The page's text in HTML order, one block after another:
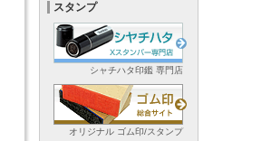
スタンプ
シャチハタ印鑑 専門店
オリジナル ゴム印/スタンプ